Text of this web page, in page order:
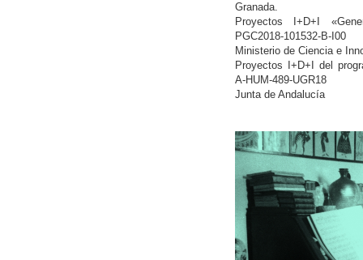
Granada.
Proyectos I+D+I
PGC2018-101532-B-I00
Ministerio de Ciencia e
Proyectos I+D+I del
A-HUM-489-UGR18
Junta de Andalucía